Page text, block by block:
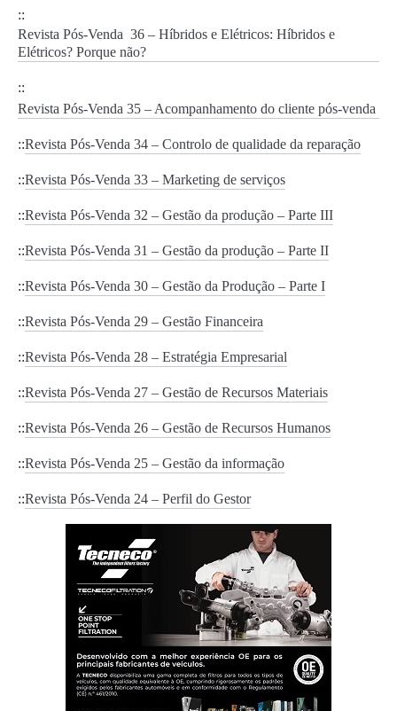
::
Revista Pós-Venda 36 – Híbridos e Elétricos: Híbridos e
Elétricos? Porque não?
::
Revista Pós-Venda 35 – Acompanhamento do cliente pós-venda
::Revista Pós-Venda 34 – Controlo de qualidade da reparação
::Revista Pós-Venda 33 – Marketing de serviços
::Revista Pós-Venda 32 – Gestão da produção – Parte III
::Revista Pós-Venda 31 – Gestão da produção – Parte II
::Revista Pós-Venda 30 – Gestão da Produção – Parte I
::Revista Pós-Venda 29 – Gestão Financeira
::Revista Pós-Venda 28 – Estratégia Empresarial
::Revista Pós-Venda 27 – Gestão de Recursos Materiais
::Revista Pós-Venda 26 – Gestão de Recursos Humanos
::Revista Pós-Venda 25 – Gestão da informação
::Revista Pós-Venda 24 – Perfil do Gestor